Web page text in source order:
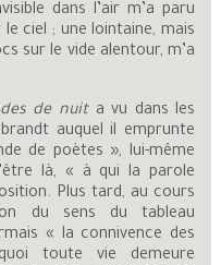
dans l’air m’a paru
ciel ; une lointaine, mais
sur le vide alentour, m’a
de nuit a vu dans les
auquel il emprunte
de poètes », lui-même
là, « à qui la parole
Plus tard, au cours
du sens du tableau
« la connivence des
toute vie demeure